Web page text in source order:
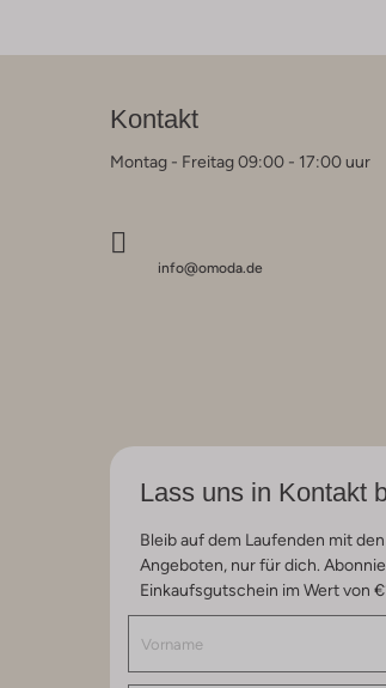
Kontakt
Montag - Freitag 09:00 - 17:00 uur
info@omoda.de
Lass uns in Kontakt
Bleib auf dem Laufenden mit
Angeboten, nur für dich.
Einkaufsgutschein im Wert von